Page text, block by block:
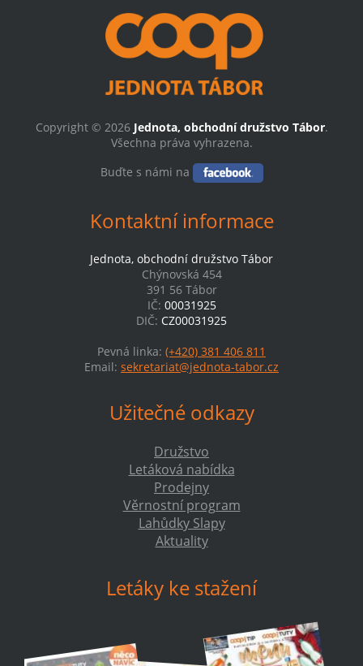
Copyright © 2026 Jednota, obchodní družstvo Tábor.
Všechna práva vyhrazena.
Buďte s námi na
Kontaktní informace
Jednota, obchodní družstvo Tábor
Chýnovská 454
391 56 Tábor
IČ: 00031925
DIČ: CZ00031925
Pevná linka: (+420) 381 406 811
Email: sekretariat@jednota-tabor.cz
Užitečné odkazy
Družstvo
Letáková nabídka
Prodejny
Věrnostní program
Lahůdky Slapy
Aktuality
Letáky ke stažení